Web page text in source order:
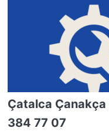
Çatalca Çanakça
384 77 07